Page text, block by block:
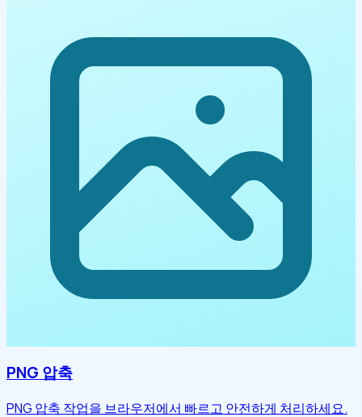
PNG 압축
PNG 압축 작업을 브라우저에서 빠르고 안전하게 처리하세요.